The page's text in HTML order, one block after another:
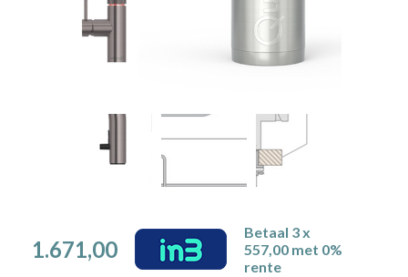
1.671,00
Betaal 3 x
557,00 met 0%
rente